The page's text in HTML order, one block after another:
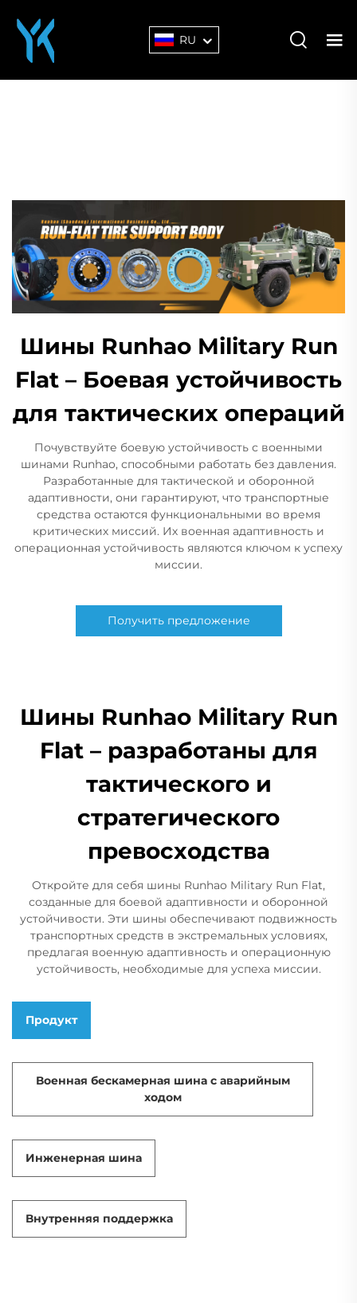
RU
Шины Runhao Military Run
Flat – Боевая устойчивость
для тактических операций
Почувствуйте боевую устойчивость с военными
шинами Runhao, способными работать без давления.
Разработанные для тактической и оборонной
адаптивности, они гарантируют, что транспортные
средства остаются функциональными во время
критических миссий. Их военная адаптивность и
операционная устойчивость являются ключом к успеху
миссии.
Получить предложение
Шины Runhao Military Run
Flat – разработаны для
тактического и
стратегического
превосходства
Откройте для себя шины Runhao Military Run Flat,
созданные для боевой адаптивности и оборонной
устойчивости. Эти шины обеспечивают подвижность
транспортных средств в экстремальных условиях,
предлагая военную адаптивность и операционную
устойчивость, необходимые для успеха миссии.
Продукт
Военная бескамерная шина с аварийным
ходом
Инженерная шина
Внутренняя поддержка